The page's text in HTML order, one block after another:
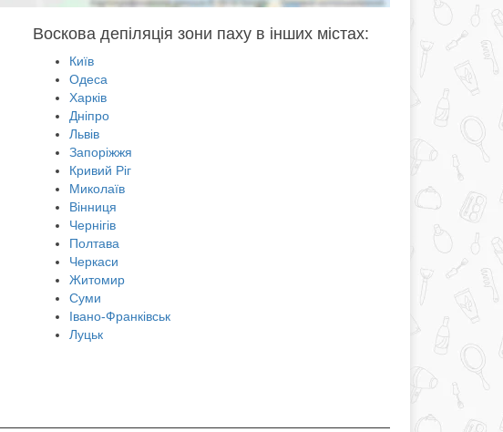
Воскова депіляція зони паху в інших містах:
Київ
Одеса
Харків
Дніпро
Львів
Запоріжжя
Кривий Ріг
Миколаїв
Вінниця
Чернігів
Полтава
Черкаси
Житомир
Суми
Івано-Франківськ
Луцьк